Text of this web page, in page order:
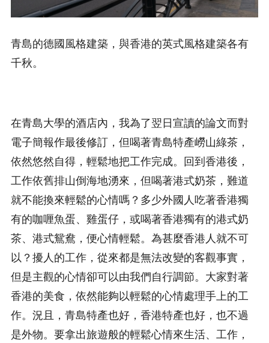
青島的德國風格建築，與香港的英式風格建築各有
千秋。
在青島大學的酒店內，我為了翌日宣讀的論文而對
電子簡報作最後修訂，但喝著青島特產嶗山綠茶，
依然悠然自得，輕鬆地把工作完成。回到香港後，
工作依舊排山倒海地湧來，但喝著港式奶茶，難道
就不能換來輕鬆的心情嗎？多少外國人吃著香港獨
有的咖喱魚蛋、雞蛋仔，或喝著香港獨有的港式奶
茶、港式鴛鴦，便心情輕鬆。為甚麼香港人就不可
以？擾人的工作，從來都是無法改變的客觀事實，
但是主觀的心情卻可以由我們自行調節。大家對著
香港的美食，依然能夠以輕鬆的心情處理手上的工
作。況且，青島特產也好，香港特產也好，也不過
是外物。要拿出旅遊般的輕鬆心情來生活、工作，